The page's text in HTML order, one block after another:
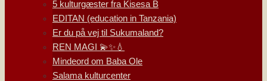
5 kulturgæster fra Kisesa B
EDITAN (education in Tanzania)
Er du på vej til Sukumaland?
REN MAGI 💫✨💧
Mindeord om Baba Ole
Salama kulturcenter